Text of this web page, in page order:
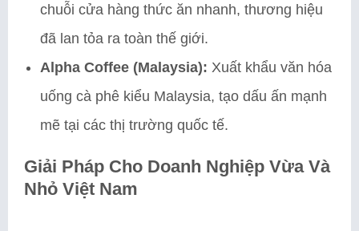
chuỗi cửa hàng thức ăn nhanh, thương hiệu
đã lan tỏa ra toàn thế giới.
Alpha Coffee (Malaysia): Xuất khẩu văn hóa
uống cà phê kiểu Malaysia, tạo dấu ấn mạnh
mẽ tại các thị trường quốc tế.
Giải Pháp Cho Doanh Nghiệp Vừa Và
Nhỏ Việt Nam